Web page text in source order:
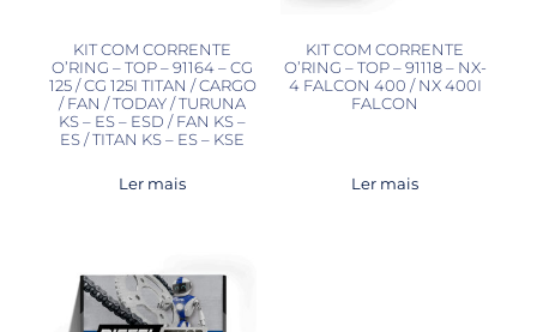
KIT COM CORRENTE
O’RING – TOP – 91164 – CG
125 / CG 125I TITAN / CARGO
/ FAN / TODAY / TURUNA
KS – ES – ESD / FAN KS –
ES / TITAN KS – ES – KSE
Ler mais
KIT COM CORRENTE
O’RING – TOP – 91118 – NX-
4 FALCON 400 / NX 400I
FALCON
Ler mais